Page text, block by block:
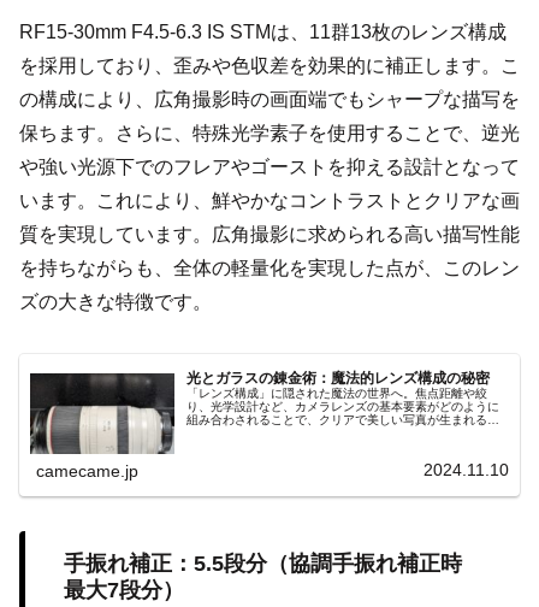
RF15-30mm F4.5-6.3 IS STMは、11群13枚のレンズ構成
を採用しており、歪みや色収差を効果的に補正します。こ
の構成により、広角撮影時の画面端でもシャープな描写を
保ちます。さらに、特殊光学素子を使用することで、逆光
や強い光源下でのフレアやゴーストを抑える設計となって
います。これにより、鮮やかなコントラストとクリアな画
質を実現しています。広角撮影に求められる高い描写性能
を持ちながらも、全体の軽量化を実現した点が、このレン
ズの大きな特徴です。
光とガラスの錬金術：魔法的レンズ構成の秘密
「レンズ構成」に隠された魔法の世界へ。焦点距離や絞
り、光学設計など、カメラレンズの基本要素がどのように
組み合わされることで、クリアで美しい写真が生まれるの
camecame.jp 2024.11.10
手振れ補正：5.5段分（協調手振れ補正時
最大7段分）